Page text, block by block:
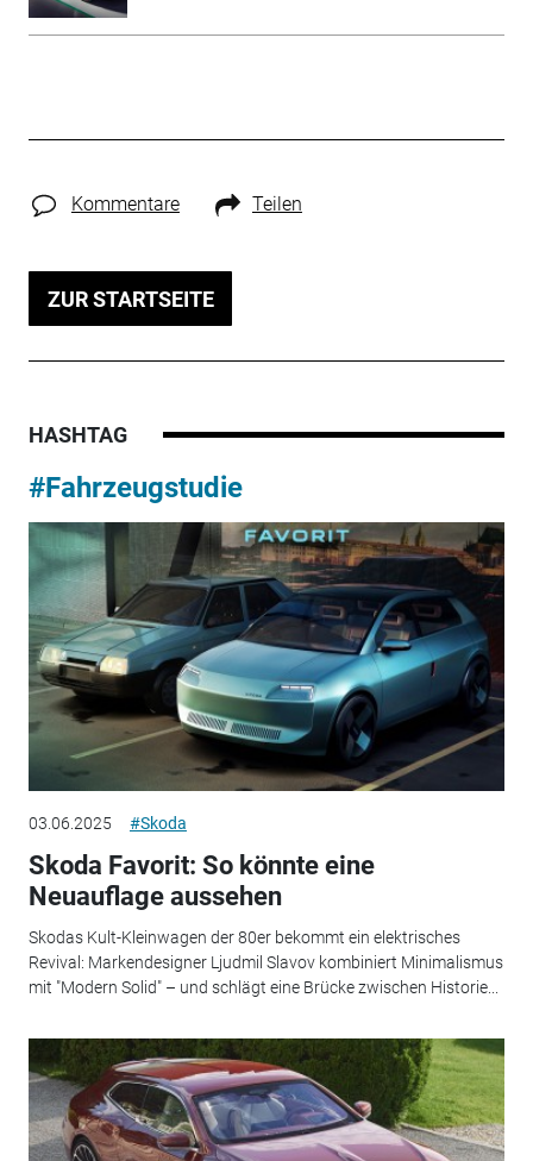
Kommentare Teilen
ZUR STARTSEITE
HASHTAG
#Fahrzeugstudie
03.06.2025 #Skoda
Skoda Favorit: So könnte eine
Neuauflage aussehen
Skodas Kult-Kleinwagen der 80er bekommt ein elektrisches
Revival: Markendesigner Ljudmil Slavov kombiniert Minimalismus
mit "Modern Solid" – und schlägt eine Brücke zwischen Historie...